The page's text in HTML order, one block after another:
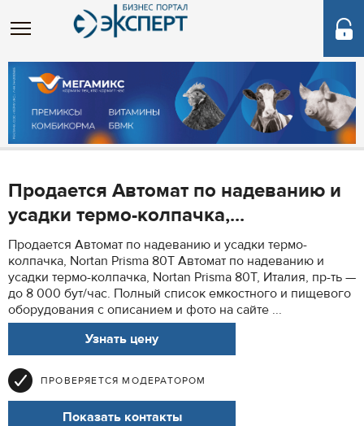
Продается Автомат по надеванию и
усадки термо-колпачка,...
Продается Автомат по надеванию и усадки термо-
колпачка, Nortan Prisma 80T Автомат по надеванию и
усадки термо-колпачка, Nortan Prisma 80T, Италия, пр-ть —
до 8 000 бут/час. Полный список емкостного и пищевого
оборудования с описанием и фото на сайте ...
Узнать цену
ПРОВЕРЯЕТСЯ МОДЕРАТОРОМ
Показать контакты